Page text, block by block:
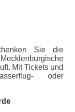
Sie die
Mit Tickets und
oder